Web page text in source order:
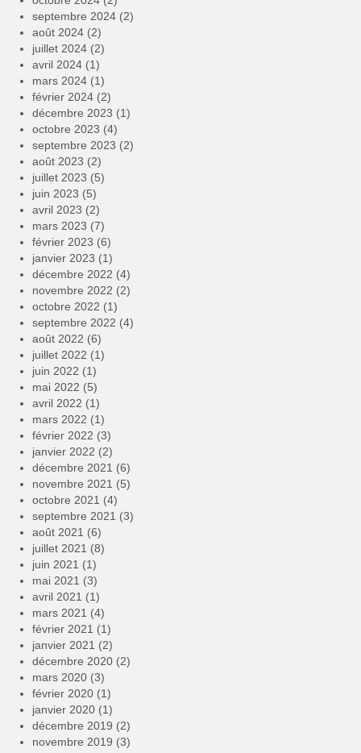
septembre 2024 (2)
août 2024 (2)
juillet 2024 (2)
avril 2024 (1)
mars 2024 (1)
février 2024 (2)
décembre 2023 (1)
octobre 2023 (4)
septembre 2023 (2)
août 2023 (2)
juillet 2023 (5)
juin 2023 (5)
avril 2023 (2)
mars 2023 (7)
février 2023 (6)
janvier 2023 (1)
décembre 2022 (4)
novembre 2022 (2)
octobre 2022 (1)
septembre 2022 (4)
août 2022 (6)
juillet 2022 (1)
juin 2022 (1)
mai 2022 (5)
avril 2022 (1)
mars 2022 (1)
février 2022 (3)
janvier 2022 (2)
décembre 2021 (6)
novembre 2021 (5)
octobre 2021 (4)
septembre 2021 (3)
août 2021 (6)
juillet 2021 (8)
juin 2021 (1)
mai 2021 (3)
avril 2021 (1)
mars 2021 (4)
février 2021 (1)
janvier 2021 (2)
décembre 2020 (2)
mars 2020 (3)
février 2020 (1)
janvier 2020 (1)
décembre 2019 (2)
novembre 2019 (3)